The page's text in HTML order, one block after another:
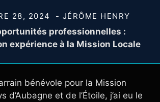
28, 2024 - JÉRÔME HENRY
professionnelles :
expérience à la Mission Locale
bénévole pour la Mission
d’Aubagne et de l’Étoile, j’ai eu le